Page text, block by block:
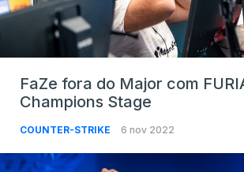
FaZe fora do Major com
Champions Stage
COUNTER-STRIKE 6 nov 2022